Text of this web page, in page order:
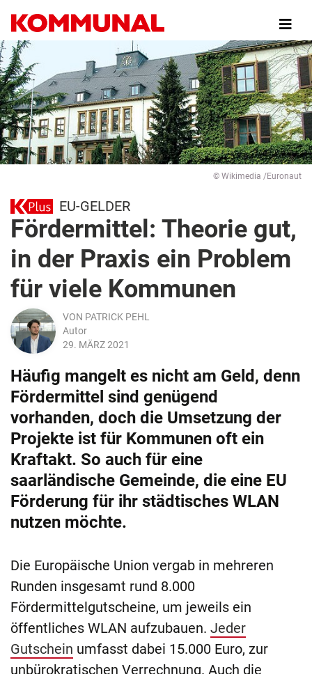
zum
© Wikimedia /Euronaut
EU-GELDER
Fördermittel: Theorie gut,
in der Praxis ein Problem
für viele Kommunen
VON PATRICK PEHL
Autor
29. MÄRZ 2021
Häufig mangelt es nicht am Geld, denn
Fördermittel sind genügend
vorhanden, doch die Umsetzung der
Projekte ist für Kommunen oft ein
Kraftakt. So auch für eine
saarländische Gemeinde, die eine EU
Förderung für ihr städtisches WLAN
nutzen möchte.
Die Europäische Union vergab in mehreren
Runden insgesamt rund 8.000
Fördermittelgutscheine, um jeweils ein
öffentliches WLAN aufzubauen. Jeder
Gutschein umfasst dabei 15.000 Euro, zur
unbürokratischen Verrechnung. Auch die